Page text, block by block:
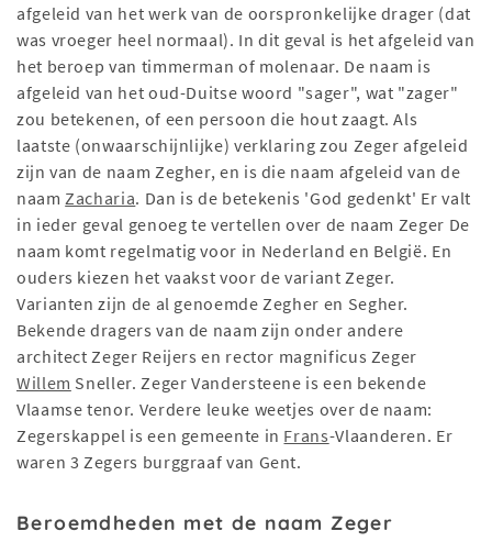
afgeleid van het werk van de oorspronkelijke drager (dat
was vroeger heel normaal). In dit geval is het afgeleid van
het beroep van timmerman of molenaar. De naam is
afgeleid van het oud-Duitse woord "sager", wat "zager"
zou betekenen, of een persoon die hout zaagt. Als
laatste (onwaarschijnlijke) verklaring zou Zeger afgeleid
zijn van de naam Zegher, en is die naam afgeleid van de
naamZacharia. Dan is de betekenis 'God gedenkt' Er valt
in ieder geval genoeg te vertellen over de naam Zeger De
naam komt regelmatig voor in Nederland en België. En
ouders kiezen het vaakst voor de variant Zeger.
Varianten zijn de al genoemde Zegher en Segher.
Bekende dragers van de naam zijn onder andere
architect Zeger Reijers en rector magnificus Zeger
Willem Sneller. Zeger Vandersteene is een bekende
Vlaamse tenor. Verdere leuke weetjes over de naam:
Zegerskappel is een gemeente in Frans-Vlaanderen. Er
waren 3 Zegers burggraaf van Gent.
Beroemdheden met de naam Zeger